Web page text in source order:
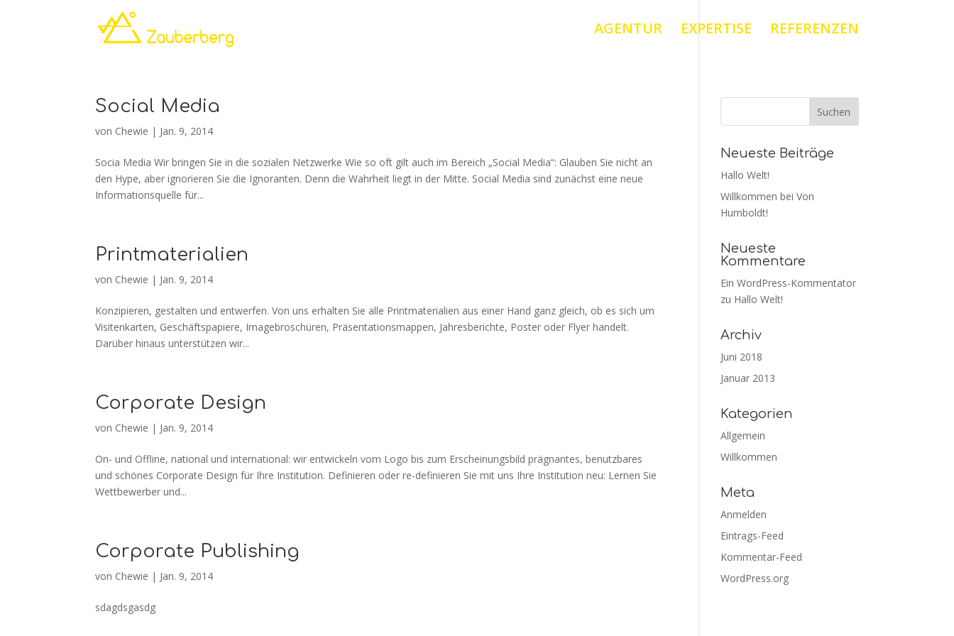
AGENTUR EXPERTISE REFERENZEN
Social Media
von Chewie | Jan. 9, 2014
Socia Media Wir bringen Sie in die sozialen Netzwerke Wie so oft gilt auch im Bereich „Social Media“: Glauben Sie nicht an
den Hype, aber ignorieren Sie die Ignoranten. Denn die Wahrheit liegt in der Mitte. Social Media sind zunächst eine neue
Informationsquelle für...
Printmaterialien
von Chewie | Jan. 9, 2014
Konzipieren, gestalten und entwerfen. Von uns erhalten Sie alle Printmaterialien aus einer Hand ganz gleich, ob es sich um
Visitenkarten, Geschäftspapiere, Imagebroschüren, Präsentationsmappen, Jahresberichte, Poster oder Flyer handelt.
Darüber hinaus unterstützen wir...
Corporate Design
von Chewie | Jan. 9, 2014
On- und Offline, national und international: wir entwickeln vom Logo bis zum Erscheinungsbild prägnantes, benutzbares
und schönes Corporate Design für Ihre Institution. Definieren oder re-definieren Sie mit uns Ihre Institution neu: Lernen Sie
Wettbewerber und...
Corporate Publishing
von Chewie | Jan. 9, 2014
sdagdsgasdg
Neueste Beiträge
Hallo Welt!
Willkommen bei Von
Humboldt!
Neueste
Kommentare
Ein WordPress-Kommentator
zu Hallo Welt!
Archiv
Juni 2018
Januar 2013
Kategorien
Allgemein
Willkommen
Meta
Anmelden
Eintrags-Feed
Kommentar-Feed
WordPress.org